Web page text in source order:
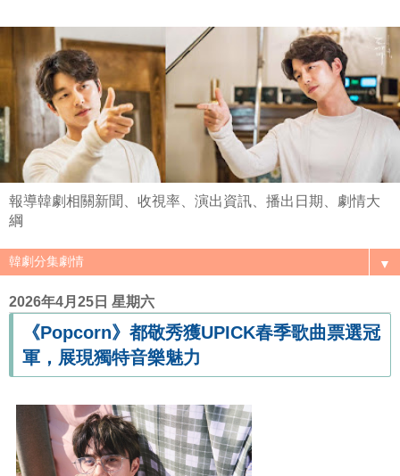
報導韓劇相關新聞、收視率、演出資訊、播出日期、劇情大
綱
▼
2026年4月25日 星期六
《Popcorn》都敬秀獲UPICK春季歌曲票選冠
軍，展現獨特音樂魅力